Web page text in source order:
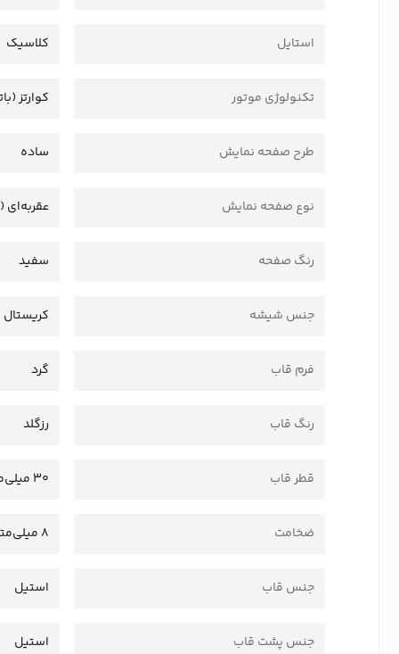
استایل کلاسیک
تکنولوژی موتور کوارتز
طرح صفحه نمایش ساده
نوع صفحه نمایش عقربه‌ای
رنگ صفحه سفید
جنس شیشه
فرم قاب گرد
رنگ قاب رزگلد
قطر قاب 30 میلی‌متر
ضخامت 8 میلی‌متر
جنس قاب استیل
جنس پشت قاب استیل